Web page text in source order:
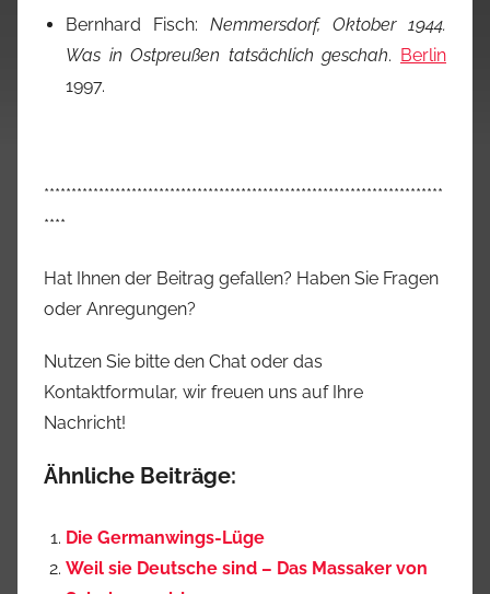
Bernhard Fisch: Nemmersdorf, Oktober 1944.
Was in Ostpreußen tatsächlich geschah. Berlin
1997.
*************************************************************************
****
Hat Ihnen der Beitrag gefallen? Haben Sie Fragen
oder Anregungen?
Nutzen Sie bitte den Chat oder das
Kontaktformular, wir freuen uns auf Ihre
Nachricht!
Ähnliche Beiträge:
Die Germanwings-Lüge
Weil sie Deutsche sind – Das Massaker von